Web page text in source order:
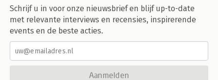
Schrijf u in voor onze nieuwsbrief en blijf up-to-date
met relevante interviews en recensies, inspirerende
events en de beste acties.
Aanmelden